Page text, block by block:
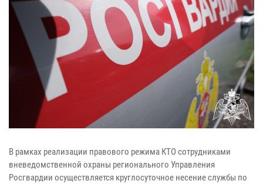
В рамках реализации правового режима КТО сотрудниками
вневедомственной охраны регионального Управления
Росгвардии осуществляется круглосуточное несение службы по